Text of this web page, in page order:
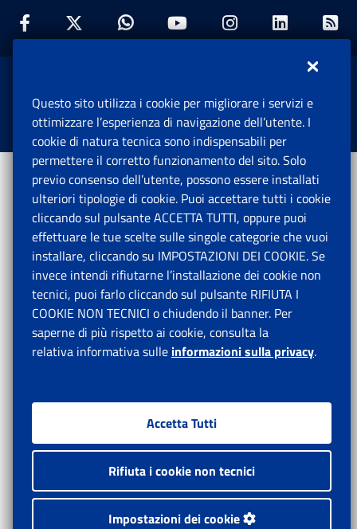
Facebook: Apre una nuova finestra
Twitter: Apre una nuova finestra
Whatsapp: Apre una nuova
Youtube: Apre una
Instagram:
Istituto Nazionale Previdenza Sociale.
Tutti i diritti riservati.
Questo sito utilizza i cookie per migliorare i servizi e
ottimizzare l’esperienza di navigazione dell’utente. I
cookie di natura tecnica sono indispensabili per
permettere il corretto funzionamento del sito. Solo
previo consenso dell’utente, possono essere installati
ulteriori tipologie di cookie. Puoi accettare tutti i cookie
cliccando sul pulsante ACCETTA TUTTI, oppure puoi
effettuare le tue scelte sulle singole categorie che vuoi
installare, cliccando su IMPOSTAZIONI DEI COOKIE. Se
invece intendi rifiutarne l’installazione dei cookie non
tecnici, puoi farlo cliccando sul pulsante RIFIUTA I
COOKIE NON TECNICI o chiudendo il banner. Per
saperne di più rispetto ai cookie, consulta la
relativa informativa sulle informazioni sulla privacy.
Accetta Tutti
Rifiuta i cookie non tecnici
Impostazioni dei cookie